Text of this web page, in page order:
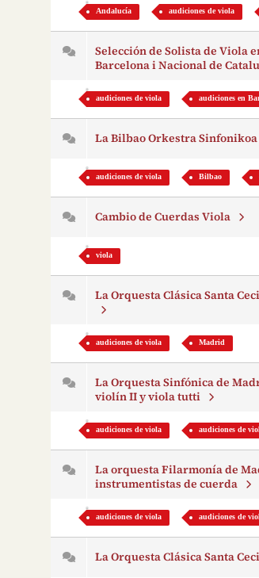
Andalucía audiciones de viola
Selección de Solista de Viola
Barcelona i Nacional de
audiciones de viola audiciones en
La Bilbao Orkestra
audiciones de viola Bilbao
Cambio de Cuerdas Viola
viola
La Orquesta Clásica Santa
audiciones de viola Madrid
La Orquesta Sinfónica de
violín II y viola tutti
audiciones de viola audiciones de
La orquesta Filarmonía de
instrumentistas de cuerda
audiciones de viola audiciones de
La Orquesta Clásica Santa